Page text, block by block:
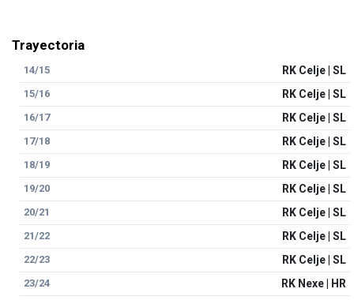
Trayectoria
14/15 RK Celje | SL
15/16 RK Celje | SL
16/17 RK Celje | SL
17/18 RK Celje | SL
18/19 RK Celje | SL
19/20 RK Celje | SL
20/21 RK Celje | SL
21/22 RK Celje | SL
22/23 RK Celje | SL
23/24 RK Nexe | HR